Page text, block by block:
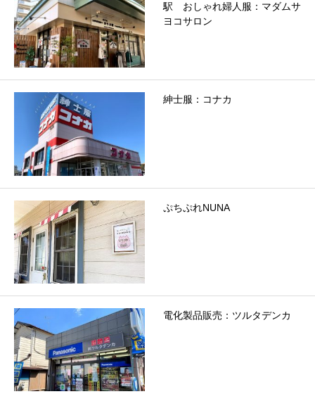
駅 おしゃれ婦人服：マダムサ
ヨコサロン
紳士服：コナカ
ぷちぷれNUNA
電化製品販売：ツルタデンカ